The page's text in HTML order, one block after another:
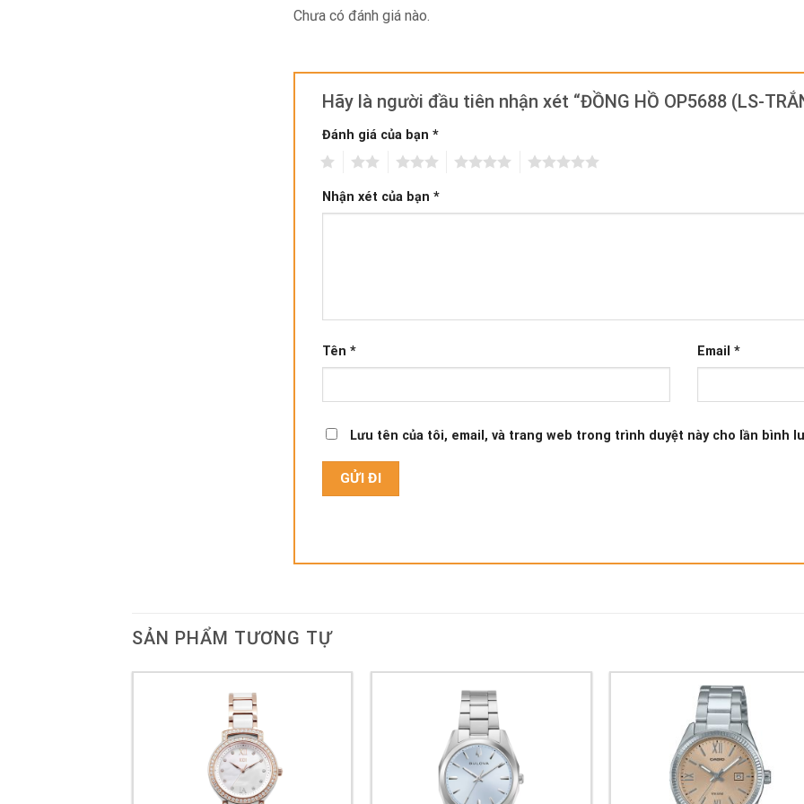
Chưa có đánh giá nào.
Hãy là người đầu tiên nhận xét “ĐỒNG HỒ OP5688 (LS-
Đánh giá của bạn *
Nhận xét của bạn *
Tên * Email *
Lưu tên của tôi, email, và trang web trong trình duyệt này cho lần bình
SẢN PHẨM TƯƠNG TỰ